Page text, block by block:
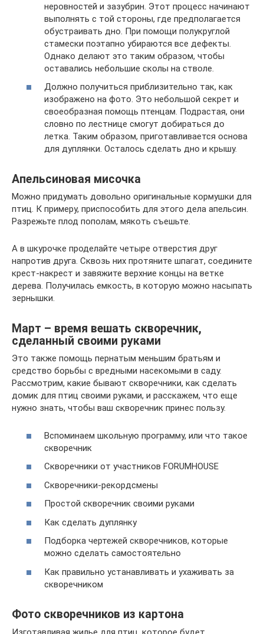
неровностей и зазубрин. Этот процесс начинают
выполнять с той стороны, где предполагается
обустраивать дно. При помощи полукруглой
стамески поэтапно убираются все дефекты.
Однако делают это таким образом, чтобы
оставались небольшие сколы на стволе.
Должно получиться приблизительно так, как
изображено на фото. Это небольшой секрет и
своеобразная помощь птенцам. Подрастая, они
словно по лестнице смогут добираться до
летка. Таким образом, приготавливается основа
для дуплянки. Осталось сделать дно и крышу.
Апельсиновая мисочка
Можно придумать довольно оригинальные кормушки для
птиц. К примеру, приспособить для этого дела апельсин.
Разрежьте плод пополам, мякоть съешьте.
А в шкурочке проделайте четыре отверстия друг
напротив друга. Сквозь них протяните шпагат, соедините
крест-накрест и завяжите верхние концы на ветке
дерева. Получилась емкость, в которую можно насыпать
зернышки.
Март – время вешать скворечник,
сделанный своими руками
Это также помощь пернатым меньшим братьям и
средство борьбы с вредными насекомыми в саду.
Рассмотрим, какие бывают скворечники, как сделать
домик для птиц своими руками, и расскажем, что еще
нужно знать, чтобы ваш скворечник принес пользу.
Вспоминаем школьную программу, или что такое
скворечник
Скворечники от участников FORUMHOUSE
Скворечники-рекордсмены
Простой скворечник своими руками
Как сделать дуплянку
Подборка чертежей скворечников, которые
можно сделать самостоятельно
Как правильно устанавливать и ухаживать за
скворечником
Фото скворечников из картона